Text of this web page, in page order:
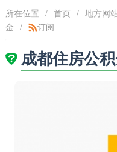
所在位置 / 首页 / 地方网
金 / 订阅
成都住房公